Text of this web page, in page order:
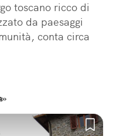
toscano ricco di
da paesaggi
conta circa